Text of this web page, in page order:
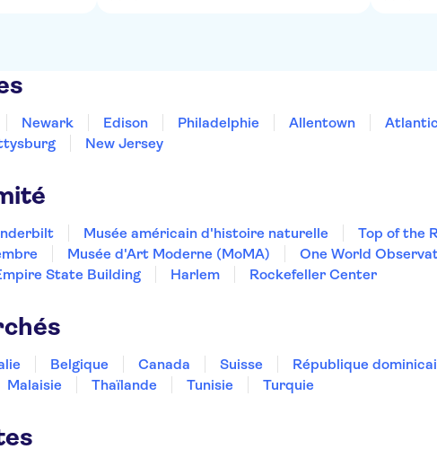
Newark Edison Philadelphie Allentown
New Jersey
Musée américain d'histoire naturelle Top of the
Musée d'Art Moderne (MoMA) One World
State Building Harlem
Rockefeller Center
Belgique Canada Suisse République
Malaisie Thaïlande Tunisie
Turquie